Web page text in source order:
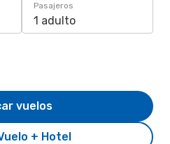
Pasajeros
1 adulto
+ Hotel
vuelos